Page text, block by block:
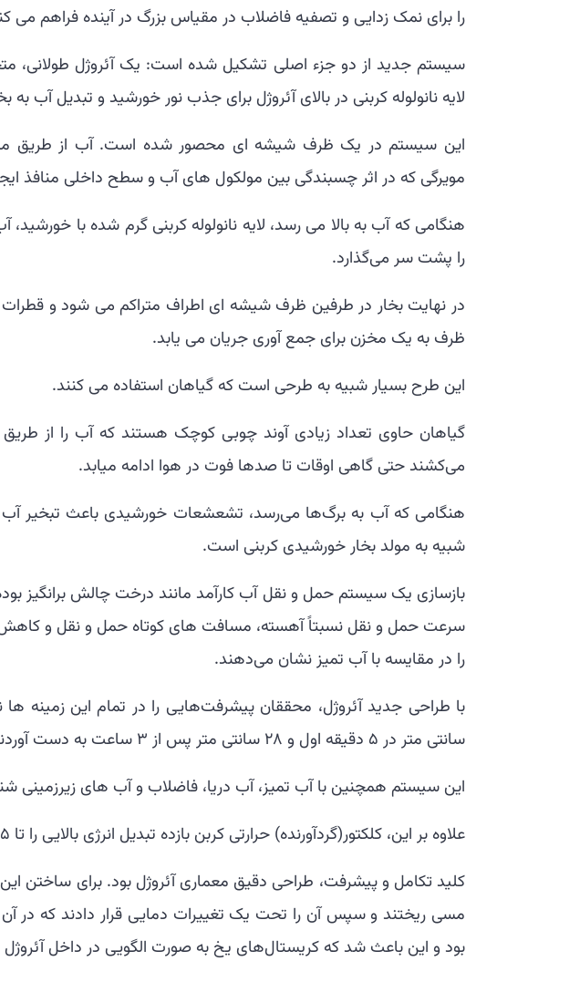
را برای نمک زدایی و تصفیه فاضلاب در مقیاس بزرگ در آینده فراهم می
سیستم جدید از دو جزء اصلی تشکیل شده است: یک آئروژل طولانی،
لایه نانولوله کربنی در بالای آئروژل برای جذب نور خورشید و تبدیل آب به
این سیستم در یک ظرف شیشه ای محصور شده است. آب از طریق
مویرگی که در اثر چسبندگی بین مولکول های آب و سطح داخلی منافذ
هنگامی که آب به بالا می رسد، لایه نانولوله کربنی گرم شده با خورشید،
را پشت سر می‌گذارد.
در نهایت بخار در طرفین ظرف شیشه ای اطراف متراکم می شود و
ظرف به یک مخزن برای جمع آوری جریان می یابد.
این طرح بسیار شبیه به طرحی است که گیاهان استفاده می کنند.
گیاهان حاوی تعداد زیادی آوند چوبی کوچک هستند که آب را از
می‌کشند حتی گاهی اوقات تا صدها فوت در هوا ادامه میابد.
هنگامی که آب به برگ‌ها می‌رسد، تشعشعات خورشیدی باعث تبخیر آب
شبیه به مولد بخار خورشیدی کربنی است.
بازسازی یک سیستم حمل و نقل آب کارآمد مانند درخت چالش برانگیز
سرعت حمل و نقل نسبتاً آهسته، مسافت های کوتاه حمل و نقل و کاهش
را در مقایسه با آب تمیز نشان می‌دهند.
سانتی متر در 5 دقیقه اول و 28 سانتی متر پس از 3 ساعت به دست آوردند.
این سیستم همچنین با آب تمیز، آب دریا، فاضلاب و آب های زیرزمینی
علاوه بر این، کلکتور(گردآورنده) حرارتی کربن بازده تبدیل انرژی بالایی را تا 85٪ به دست می آورد.
کلید تکامل و پیشرفت، طراحی دقیق معماری آئروژل بود. برای ساختن این
بود و این باعث شد که کریستال‌های یخ به صورت الگویی در داخل آئروژل